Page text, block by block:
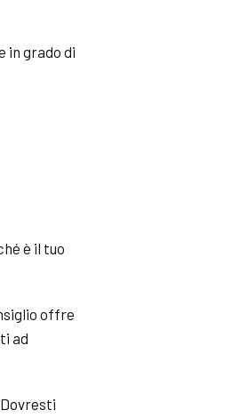
in grado di
è il tuo
offre
ad